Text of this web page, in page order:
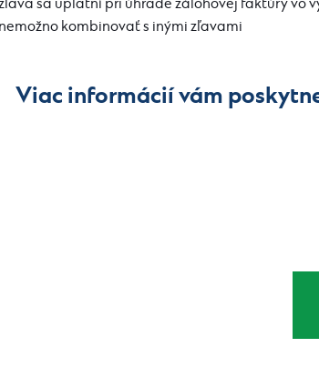
sa uplatní pri úhrade zálohovej faktúry vo
nemožno kombinovať s inými zľavami
Viac informácií vám